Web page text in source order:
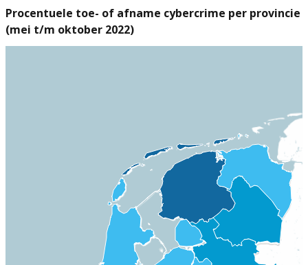
Procentuele toe- of afname cybercrime per provincie
(mei t/m oktober 2022)